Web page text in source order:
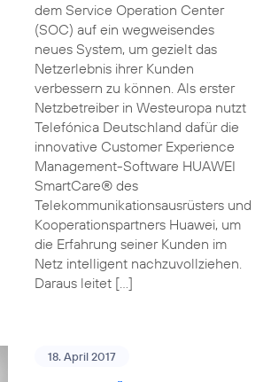
dem Service Operation Center
(SOC) auf ein wegweisendes
neues System, um gezielt das
Netzerlebnis ihrer Kunden
verbessern zu können. Als erster
Netzbetreiber in Westeuropa nutzt
Telefónica Deutschland dafür die
innovative Customer Experience
Management-Software HUAWEI
SmartCare® des
Telekommunikationsausrüsters und
Kooperationspartners Huawei, um
die Erfahrung seiner Kunden im
Netz intelligent nachzuvollziehen.
Daraus leitet […]
18. April 2017